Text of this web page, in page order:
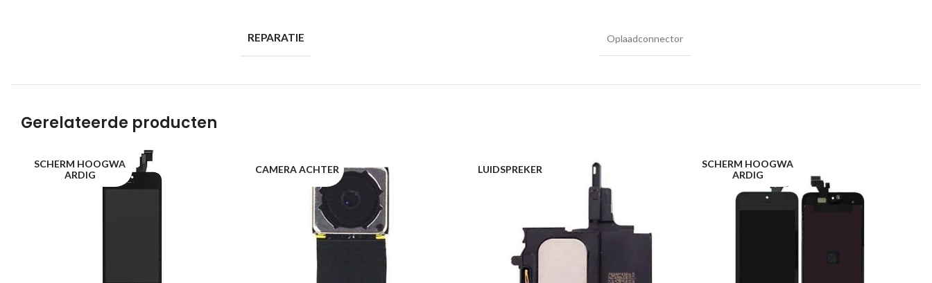
REPARATIE Oplaadconnector
Gerelateerde producten
SCHERM HOOGWA
ARDIG
CAMERA ACHTER LUIDSPREKER
SCHERM HOOGWA
ARDIG